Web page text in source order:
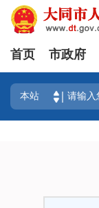
首页 市政府
本站